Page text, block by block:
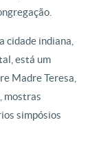
cidade indiana,
está um
Madre Teresa,
mostras
simpósios